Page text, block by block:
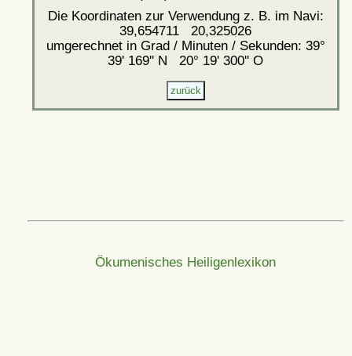
Die Koordinaten zur Verwendung z. B. im Navi:
39,654711 20,325026
umgerechnet in Grad / Minuten / Sekunden: 39°
39' 169'' N 20° 19' 300'' O
Ökumenisches Heiligenlexikon